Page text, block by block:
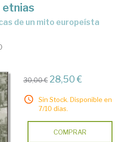
etnias
de un mito europeísta
30,00 € 28,50 €
Sin Stock. Disponible en
7/10 días.
COMPRAR